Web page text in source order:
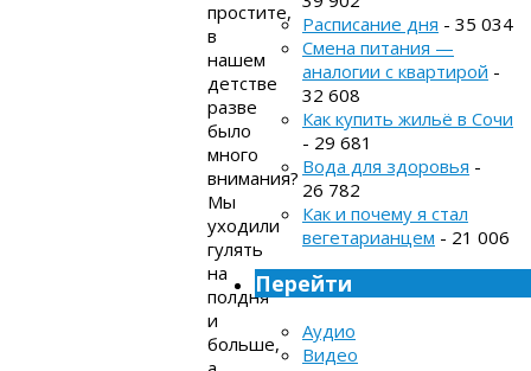
простите,
в
нашем
детстве
разве
было
много
внимания?
Мы
уходили
гулять
на
полдня
и
больше,
Расписание дня - 35 034
Смена питания —
аналогии с квартирой -
32 608
Как купить жильё в Сочи
- 29 681
Вода для здоровья -
26 782
Как и почему я стал
вегетарианцем - 21 006
Перейти
Аудио
Видео